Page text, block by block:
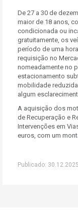
De 27 a 30 de
maior de 18 anos,
condicionada ou
gratuitamente, os
período de uma
requisição no
nomeadamente no
estacionamento
mobilidade
algum
A aquisição dos
de Recuperação e
Intervenções em
euros, com um
Publicado: